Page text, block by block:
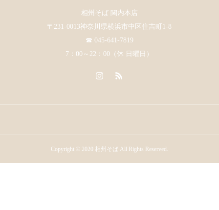
相州そば 関内本店
〒231-0013神奈川県横浜市中区住吉町1-8
☎ 045-641-7819
7：00～22：00（休 日曜日）
Copyright © 2020 相州そば All Rights Reserved.